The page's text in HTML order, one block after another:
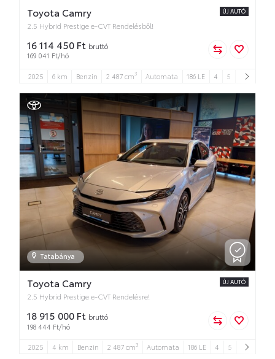
Toyota Camry
2.5 Hybrid Prestige e-CVT Rendelésből!
ÚJ AUTÓ
16 114 450 Ft bruttó
169 041 Ft/hó
2025 6 km Benzin 2 487 cm3 Automata 186 LE 4 5
Tatabánya
Toyota Camry
2.5 Hybrid Prestige e-CVT Rendelésre!
ÚJ AUTÓ
18 915 000 Ft bruttó
198 444 Ft/hó
2025 4 km Benzin 2 487 cm3 Automata 186 LE 4 5